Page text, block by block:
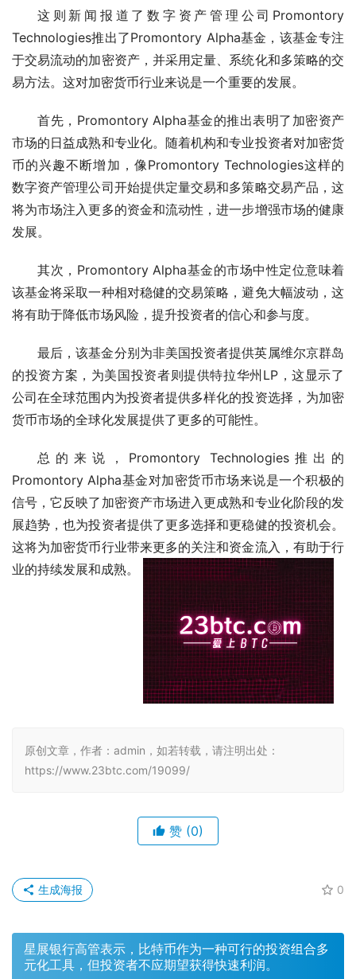
这则新闻报道了数字资产管理公司Promontory
Technologies推出了Promontory Alpha基金，该基金专注
于交易流动的加密资产，并采用定量、系统化和多策略的交
易方法。这对加密货币行业来说是一个重要的发展。
首先，Promontory Alpha基金的推出表明了加密资产
市场的日益成熟和专业化。随着机构和专业投资者对加密货
币的兴趣不断增加，像Promontory Technologies这样的
数字资产管理公司开始提供定量交易和多策略交易产品，这
将为市场注入更多的资金和流动性，进一步增强市场的健康
发展。
其次，Promontory Alpha基金的市场中性定位意味着
该基金将采取一种相对稳健的交易策略，避免大幅波动，这
将有助于降低市场风险，提升投资者的信心和参与度。
最后，该基金分别为非美国投资者提供英属维尔京群岛
的投资方案，为美国投资者则提供特拉华州LP，这显示了
公司在全球范围内为投资者提供多样化的投资选择，为加密
货币市场的全球化发展提供了更多的可能性。
总的来说，Promontory Technologies推出的
Promontory Alpha基金对加密货币市场来说是一个积极的
信号，它反映了加密资产市场进入更成熟和专业化阶段的发
展趋势，也为投资者提供了更多选择和更稳健的投资机会。
这将为加密货币行业带来更多的关注和资金流入，有助于行
业的持续发展和成熟。
原创文章，作者：admin，如若转载，请注明出处：
https://www.23btc.com/19099/
赞 (0)
0
生成海报
星展银行高管表示，比特币作为一种可行的投资组合多
元化工具，但投资者不应期望获得快速利润。